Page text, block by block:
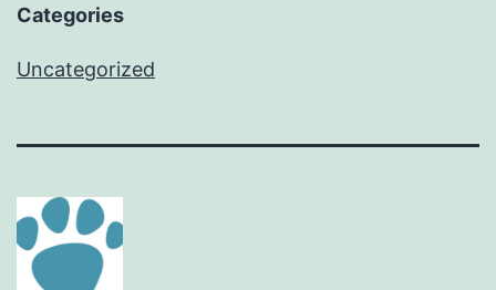
Categories
Uncategorized